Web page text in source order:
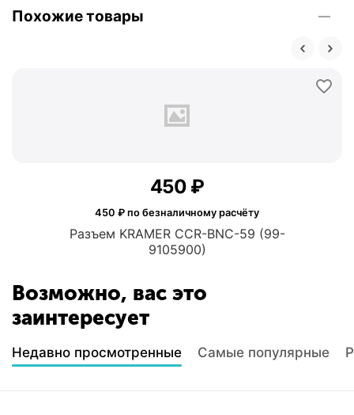
Похожие товары
Разъем KRAMER CCR-BNC-59 (99-
9105900)
‍450‍ ₽
450 ₽ по безналичному расчёту
Возможно, вас это
заинтересует
Недавно просмотренные Самые популярные